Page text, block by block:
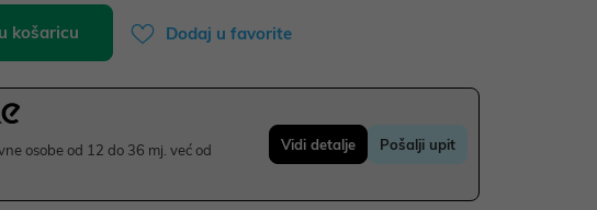
košaricu Dodaj u favorite
osobe od 12 do 36 mj. već od Vidi detalje Pošalji upit